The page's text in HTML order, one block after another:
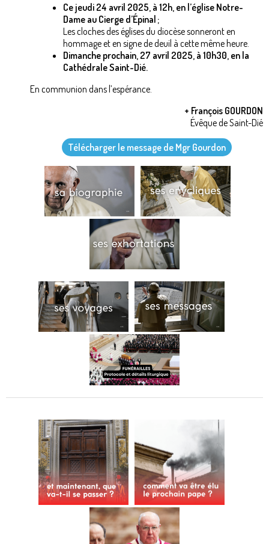
Ce jeudi 24 avril 2025, à 12h, en l’église Notre-
Dame au Cierge d’Épinal ;
Les cloches des églises du diocèse sonneront en
hommage et en signe de deuil à cette même heure.
Dimanche prochain, 27 avril 2025, à 10h30, en la
Cathédrale Saint-Dié.
En communion dans l’espérance.
+ François GOURDON
Évêque de Saint-Dié
Télécharger le message de Mgr Gourdon